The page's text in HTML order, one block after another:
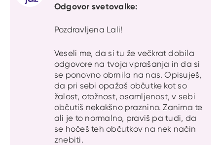
Odgovor svetovalke:
Pozdravljena Lali!
Veseli me, da si tu že večkrat dobila
odgovore na tvoja vprašanja in da si
se ponovno obrnila na nas. Opisuješ,
da pri sebi opažaš občutke kot so
žalost, otožnost, osamljenost, v sebi
občutiš nekakšno praznino. Zanima te
ali je to normalno, praviš pa tudi, da
se hočeš teh občutkov na nek način
znebiti.